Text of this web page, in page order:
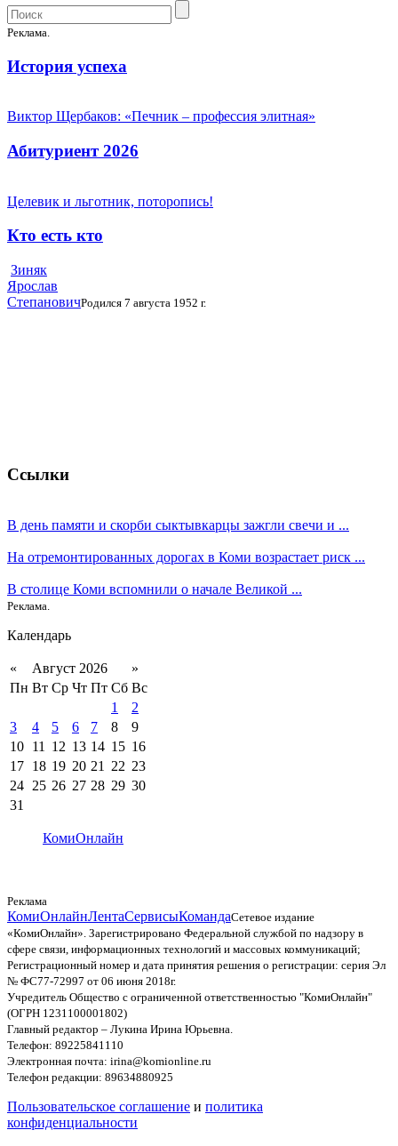
Реклама.
История успеха
Виктор Щербаков: «Печник – профессия элитная»
Абитуриент 2026
Целевик и льготник, поторопись!
Кто есть кто
Зиняк
Ярослав
СтепановичРодился 7 августа 1952 г.
Ссылки
В день памяти и скорби сыктывкарцы зажгли свечи и ...
На отремонтированных дорогах в Коми возрастает риск ...
В столице Коми вспомнили о начале Великой ...
Реклама.
Календарь
« Август 2026
»
Пн Вт Ср Чт Пт Сб Вс
1
2
3
4 5 6 7 8
9
10 11 12 13 14 15 16
17 18 19 20 21 22 23
24 25 26 27 28 29 30
31
КомиОнлайн
Реклама
КомиОнлайнЛентаСервисыКомандаСетевое издание
«КомиОнлайн». Зарегистрировано Федеральной службой по надзору в
сфере связи, информационных технологий и массовых коммуникаций;
Регистрационный номер и дата принятия решения о регистрации: серия Эл
№ ФС77-72997 от 06 июня 2018г.
Учредитель Общество с ограниченной ответственностью "КомиОнлайн"
(ОГРН 1231100001802)
Главный редактор – Лукина Ирина Юрьевна.
Телефон: 89225841110
Электронная почта: irina@komionline.ru
Телефон редакции: 89634880925
Пользовательское соглашение и политика
конфиденциальности